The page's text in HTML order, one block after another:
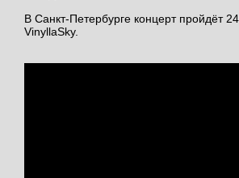
В Санкт-Петербурге концерт пройдёт
VinyllaSky.